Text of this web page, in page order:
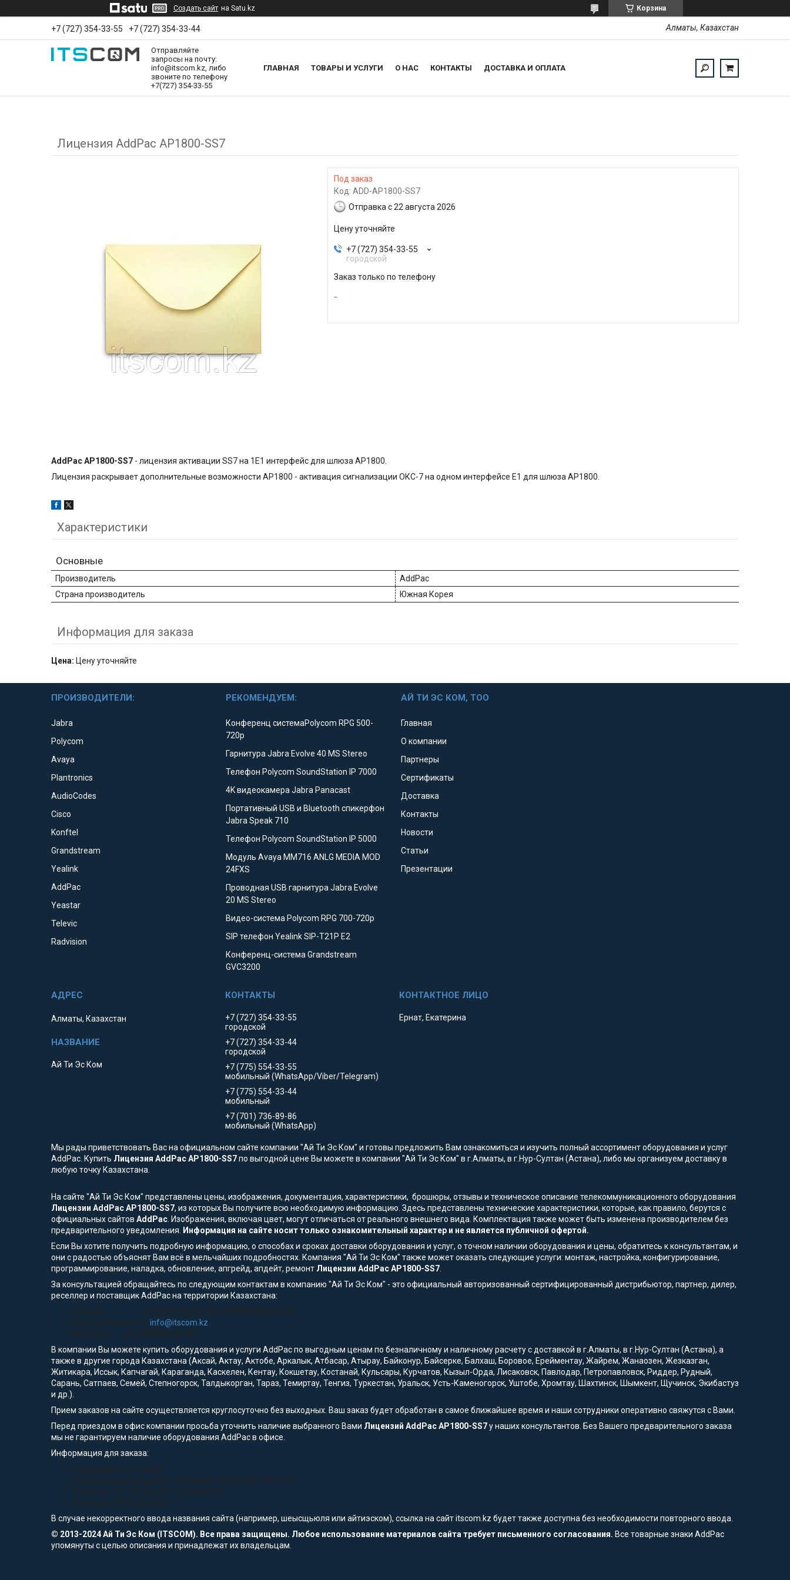
Создать сайт на Satu.kz Корзина
+7 (727) 354-33-55 +7 (727) 354-33-44 Алматы, Казахстан
Отправляйте
запросы на почту:
info@itscom.kz, либо
звоните по телефону
+7(727) 354-33-55
ГЛАВНАЯ ТОВАРЫ И УСЛУГИ О НАС КОНТАКТЫ ДОСТАВКА И ОПЛАТА
Лицензия AddPac AP1800-SS7
Под заказ
Код: ADD-AP1800-SS7
Отправка с 22 августа 2026
Цену уточняйте
+7 (727) 354-33-55
городской
Заказ только по телефону
AddPac AP1800-SS7 - лицензия активации SS7 на 1E1 интерфейс для шлюза AP1800.
Лицензия раскрывает дополнительные возможности AP1800 - активация сигнализации ОКС-7 на одном интерфейсе E1 для шлюза AP1800.
Характеристики
Основные
Производитель
AddPac
Страна производитель
Южная Корея
Информация для заказа
Цена: Цену уточняйте
ПРОИЗВОДИТЕЛИ:
Jabra
Polycom
Avaya
Plantronics
AudioCodes
Cisco
Konftel
Grandstream
Yealink
AddPac
Yeastar
Televic
Radvision
РЕКОМЕНДУЕМ:
Конференц системаPolycom RPG 500-
720p
Гарнитура Jabra Evolve 40 MS Stereo
Телефон Polycom SoundStation IP 7000
4K видеокамера Jabra Panacast
Портативный USB и Bluetooth спикерфон
Jabra Speak 710
Телефон Polycom SoundStation IP 5000
Модуль Avaya MM716 ANLG MEDIA MOD
24FXS
Проводная USB гарнитура Jabra Evolve
20 MS Stereo
Видео-система Polycom RPG 700-720p
SIP телефон Yealink SIP-T21P E2
Конференц-система Grandstream
GVC3200
АЙ ТИ ЭС КОМ, ТОО
Главная
О компании
Партнеры
Сертификаты
Доставка
Контакты
Новости
Статьи
Презентации
Алматы, Казахстан
Ай Ти Эс Ком
+7 (727) 354-33-55
городской
+7 (727) 354-33-44
городской
+7 (775) 554-33-55
мобильный (WhatsApp/Viber/Telegram)
+7 (775) 554-33-44
мобильный
+7 (701) 736-89-86
мобильный (WhatsApp)
Ернат, Екатерина
Мы рады приветствовать Вас на официальном сайте компании "Ай Ти Эс Ком" и готовы предложить Вам ознакомиться и изучить полный ассортимент оборудования и услуг
AddPac. Купить Лицензия AddPac AP1800-SS7по выгодной цене Вы можете в компании "Ай Ти Эс Ком" в г.Алматы, в г.Нур-Султан (Астана), либо мы организуем доставку в
любую точку Казахстана.
На сайте "Ай Ти Эс Ком" представлены цены, изображения, документация, характеристики, брошюры, отзывы и техническое описание телекоммуникационного оборудования
Лицензии AddPac AP1800-SS7, из которых Вы получите всю необходимую информацию. Здесь представлены технические характеристики, которые, как правило, берутся с
официальных сайтов AddPac. Изображения, включая цвет, могут отличаться от реального внешнего вида. Комплектация также может быть изменена производителем без
предварительного уведомления. Информация на сайте носит только ознакомительный характер и не является публичной офертой.
Если Вы хотите получить подробную информацию, о способах и сроках доставки оборудования и услуг, о точном наличии оборудования и цены, обратитесь к консультантам, и
они с радостью объяснят Вам всё в мельчайших подробностях. Компания "Ай Ти Эс Ком" также может оказать следующие услуги: монтаж, настройка, конфигурирование,
программирование, наладка, обновление, апгрейд, апдейт, ремонт Лицензии AddPac AP1800-SS7.
За консультацией обращайтесь по следующим контактам в компанию "Ай Ти Эс Ком" - это официальный авторизованный сертифицированный дистрибьютор, партнер, дилер,
реселлер и поставщик AddPac на территории Казахстана:
телефон:
+7 (727) 354-33-55; +7 (727) 354-33-44
электронная почта: info@itscom.kz
WhatsApp: +7 (775) 554-33-55
В компании Вы можете купить оборудования и услуги AddPac по выгодным ценам по безналичному и наличному расчету с доставкой в г.Алматы, в г.Нур-Султан (Астана), а
также в другие города Казахстана (Аксай, Актау, Актобе, Аркалык, Атбасар, Атырау, Байконур, Байсерке, Балхаш, Боровое, Ерейментау, Жайрем, Жанаозен, Жезказган,
Житикара, Иссык, Капчагай, Караганда, Каскелен, Кентау, Кокшетау, Костанай, Кульсары, Курчатов, Кызыл-Орда, Лисаковск, Павлодар, Петропавловск, Риддер, Рудный,
Сарань, Сатпаев, Семей, Степногорск, Талдыкорган, Тараз, Темиртау, Тенгиз, Туркестан, Уральск, Усть-Каменогорск, Уштобе, Хромтау, Шахтинск, Шымкент, Щучинск, Экибастуз
и др.).
Прием заказов на сайте осуществляется круглосуточно без выходных. Ваш заказ будет обработан в самое ближайшее время и наши сотрудники оперативно свяжутся с Вами.
Перед приездом в офис компании просьба уточнить наличие выбранного Вами Лицензий AddPac AP1800-SS7у наших консультантов. Без Вашего предварительного заказа
мы не гарантируем наличие оборудования AddPac в офисе.
Информация для заказа:
Производитель: AddPac
Оборудование или услуга: Лицензия AddPac AP1800-SS7
Телефон: +7 (727) 354-33-55 городской
Компания "Ай Ти Эс Ком"
В случае некорректного ввода названия сайта (например, шеысщьюля или айтиэском), ссылка на сайт itscom.kz будет также доступна без необходимости повторного ввода.
© 2013-2024 Ай Ти Эс Ком (ITSCOM). Все права защищены. Любое использование материалов сайта требует письменного согласования. Все товарные знаки AddPac
упомянуты с целью описания и принадлежат их владельцам.